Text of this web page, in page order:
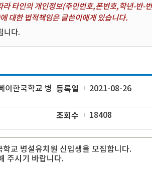
타인의 개인정보(주민번호,폰번호,학년-반-
대한 법적책임은 글쓴이에게 있습니다.
니다.
이한국학교 병 등록일 2021-08-26
조회수 18408
교 병설유치원 신입생을 모집합니다.
주시기 바랍니다.